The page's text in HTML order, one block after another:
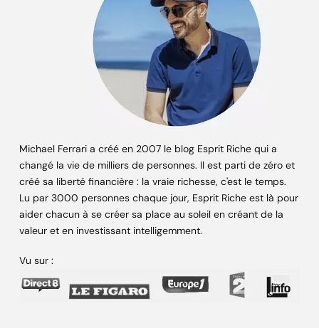
Michael Ferrari a créé en 2007 le blog Esprit Riche qui a
changé la vie de milliers de personnes. Il est parti de zéro et
créé sa liberté financière : la vraie richesse, c'est le temps.
Lu par 3000 personnes chaque jour, Esprit Riche est là pour
aider chacun à se créer sa place au soleil en créant de la
valeur et en investissant intelligemment.
Vu sur :